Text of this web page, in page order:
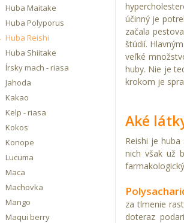
Huba Maitake
Huba Polyporus
Huba Reishi
Huba Shiitake
Írsky mach - riasa
Jahoda
Kakao
Kelp - riasa
Kokos
Konope
Lucuma
Maca
Machovka
Mango
Maqui berry
účinný je
začala
štúdií.
veľké
huby. Nie je
krokom je
Aké
Reishi je
nich však už
za tlmenie
doteraz